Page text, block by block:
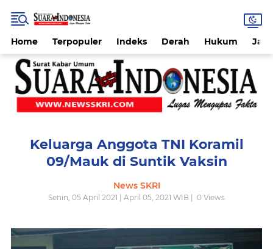
Home Terpopuler Indeks Derah Hukum
Keluarga Anggota TNI Koramil
09/Mauk di Suntik Vaksin
News SKRI
Senin, 05 April 2021 | April 05, 2021 WIB | 0 Views